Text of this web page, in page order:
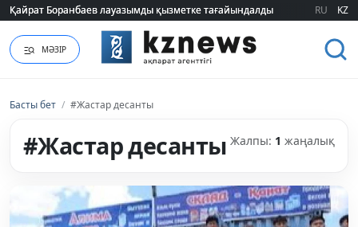
Қайрат Боранбаев лауазымды қызметке тағайындалды
Қайрат Боранбаев лауазымды қызметке тағайындалды RU KZ
МӘЗІР
Басты бет / #Жастар десанты
#Жастар десанты Жалпы: 1 жаңалық